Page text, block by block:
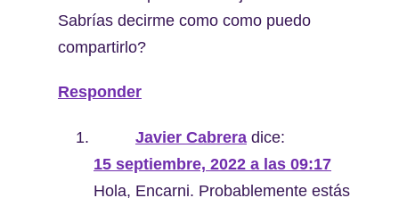
Sabrías decirme como como puedo
compartirlo?
Responder
Javier Cabrera dice:
15 septiembre, 2022 a las 09:17
Hola, Encarni. Probablemente estás